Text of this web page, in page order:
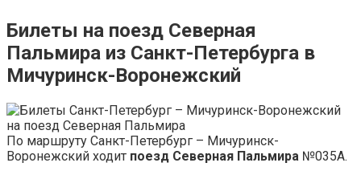
Билеты на поезд Северная
Пальмира из Санкт-Петербурга в
Мичуринск-Воронежский
По маршруту Санкт-Петербург – Мичуринск-
Воронежский ходит поезд Северная Пальмира №035А.